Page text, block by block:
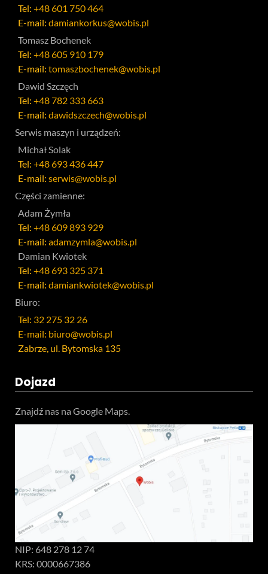
Tel: +48 601 750 464
E-mail: damiankorkus@wobis.pl
Tomasz Bochenek
Tel: +48 605 910 179
E-mail: tomaszbochenek@wobis.pl
Dawid Szczęch
Tel: +48 782 333 663
E-mail: dawidszczech@wobis.pl
Serwis maszyn i urządzeń:
Michał Solak
Tel: +48 693 436 447
E-mail: serwis@wobis.pl
Części zamienne:
Adam Żymła
Tel: +48 609 893 929
E-mail: adamzymla@wobis.pl
Damian Kwiotek
Tel: +48 693 325 371
E-mail: damiankwiotek@wobis.pl
Biuro:
Tel: 32 275 32 26
E-mail: biuro@wobis.pl
Zabrze, ul. Bytomska 135
Dojazd
Znajdź nas na Google Maps.
NIP: 648 278 12 74
KRS: 0000667386